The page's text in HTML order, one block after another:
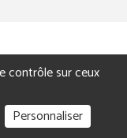
contrôle sur ceux
Personnaliser